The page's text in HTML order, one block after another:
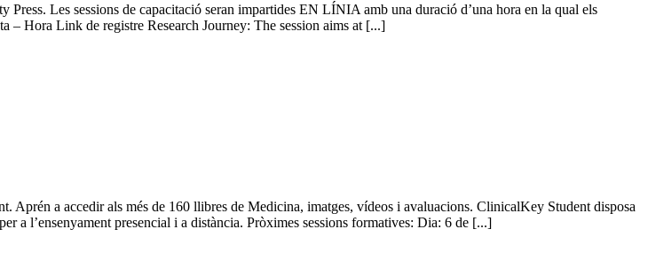
Les sessions de capacitació seran impartides EN LÍNIA amb una duració d’una hora en la qual els
– Hora Link de registre Research Journey: The session aims at [...]
a accedir als més de 160 llibres de Medicina, imatges, vídeos i avaluacions. ClinicalKey Student disposa
a l’ensenyament presencial i a distància. Pròximes sessions formatives: Dia: 6 de [...]